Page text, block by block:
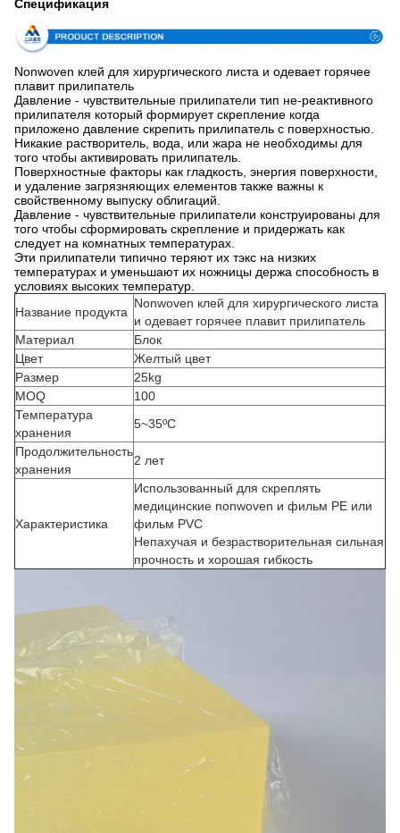
Спецификация
Nonwoven клей для хирургического листа и одевает горячее
плавит прилипатель
Давление - чувствительные прилипатели тип не-реактивного
прилипателя который формирует скрепление когда
приложено давление скрепить прилипатель с поверхностью.
Никакие растворитель, вода, или жара не необходимы для
того чтобы активировать прилипатель.
Поверхностные факторы как гладкость, энергия поверхности,
и удаление загрязняющих елементов также важны к
свойственному выпуску облигаций.
Давление - чувствительные прилипатели конструированы для
того чтобы сформировать скрепление и придержать как
следует на комнатных температурах.
Эти прилипатели типично теряют их тэкс на низких
температурах и уменьшают их ножницы держа способность в
условиях высоких температур.
Название продукта
Nonwoven клей для хирургического листа
и одевает горячее плавит прилипатель
Материал
Блок
Цвет
Желтый цвет
Размер
25kg
MOQ
100
Температура
хранения
5~35ºC
Продолжительность
хранения
2 лет
Характеристика
Использованный для скреплять
медицинские nonwoven и фильм PE или
фильм PVC
Непахучая и безрастворительная сильная
прочность и хорошая гибкость